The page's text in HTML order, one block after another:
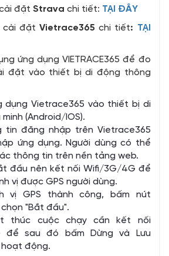
đặt Strava chi tiết: TẠI ĐÂY
cài đặtVietrace365 chi tiết: TẠI
ứng dụng VIETRACE365 để đo
đặt vào thiết bị di động thông
dụng Vietrace365 vào thiết bị di
(Android/IOS).
tin đăng nhập trên Vietrace365
ứng dụng. Người dùng có thể
thông tin trên nền tảng web.
đầu nên kết nối Wifi/3G/4G để
vị được GPS người dùng.
vị GPS thành công, bấm nút
"Bắt đầu".
thúc cuộc chạy cần kết nối
để sau đó bấm Dừng và Lưu
động.